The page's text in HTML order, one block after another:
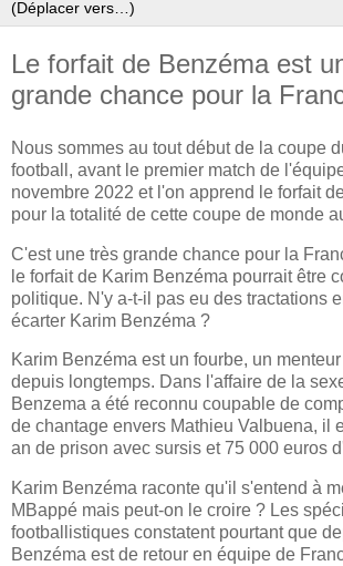
Le forfait de Benzéma est
grande chance pour la
Nous sommes au tout début de la coupe
football, avant le premier match de
novembre 2022 et l'on apprend le forfait
pour la totalité de cette coupe de monde
C'est une très grande chance pour la
le forfait de Karim Benzéma pourrait être
politique. N'y a-t-il pas eu des tractations
écarter Karim Benzéma ?
Karim Benzéma est un fourbe, un
depuis longtemps. Dans l'affaire de la
Benzema a été reconnu coupable de
de chantage envers Mathieu Valbuena, il
an de prison avec sursis et 75 000 euros
Karim Benzéma raconte qu'il s'entend à
MBappé mais peut-on le croire ? Les
footballistiques constatent pourtant que
Benzéma est de retour en équipe de